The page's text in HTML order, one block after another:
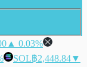
▲ 0.03%
SOL฿2,448.84▼